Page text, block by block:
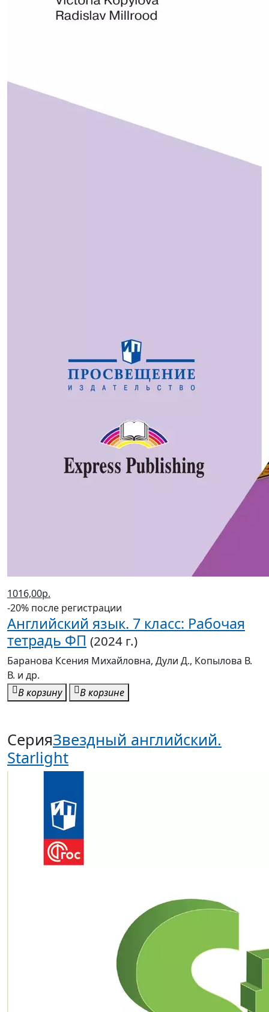
1016,00р.
-20% после регистрации
Английский язык. 7 класс: Рабочая
тетрадь ФП (2024 г.)
Баранова Ксения Михайловна, Дули Д., Копылова В.
В. и др.
В корзину
В корзине
СерияЗвездный английский.
Starlight